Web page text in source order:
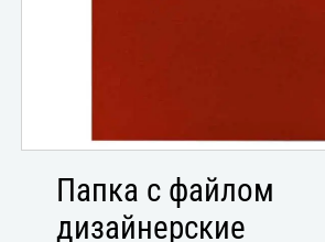
Папка с файлом
дизайнерские